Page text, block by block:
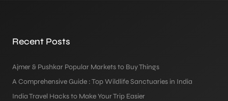
Recent Posts
Ajmer & Pushkar Popular Markets to Buy Things
A Comprehensive Guide : Top Wildlife Sanctuaries in India
India Travel Hacks to Make Your Trip Easier